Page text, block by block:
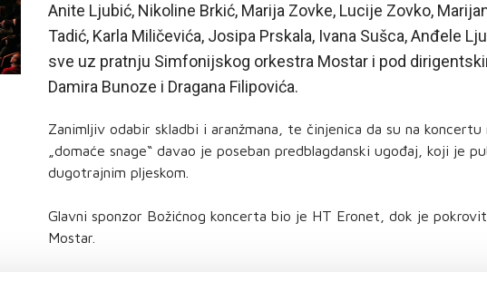
Anite Ljubić, Nikoline Brkić, Marija Zovke, Lucije Zovko,
Tadić, Karla Miličevića, Josipa Prskala, Ivana Sušca, Anđele
sve uz pratnju Simfonijskog orkestra Mostar i pod
Damira Bunoze i Dragana Filipovića.
Zanimljiv odabir skladbi i aranžmana, te činjenica da su na koncertu
„domaće snage“ davao je poseban predblagdanski ugođaj, koji je
dugotrajnim pljeskom.
Glavni sponzor Božićnog koncerta bio je HT Eronet, dok je
Mostar.